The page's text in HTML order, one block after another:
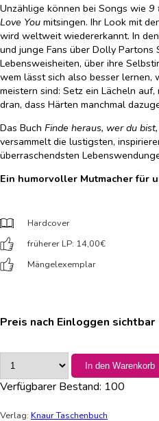
Unzählige können bei Songs wie 9
Love You mitsingen. Ihr Look mit
wird weltweit wiedererkannt. In
und junge Fans über Dolly Partons
Lebensweisheiten, über ihre
wem lässt sich also besser
meistern sind: Setz ein Lächeln
dran, dass Härten manchmal
Das Buch Finde heraus, wer du
versammelt die lustigsten,
überraschendsten
Ein humorvoller Mutmacher für
Hardcover
früherer LP: 14,00€
Mängelexemplar
Preis nach Einloggen sichtbar
In den Warenkorb
Verfügbarer Bestand: 100
Verlag: Knaur Taschenbuch